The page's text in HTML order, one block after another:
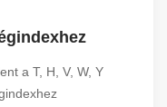
a T, H, V, W, Y